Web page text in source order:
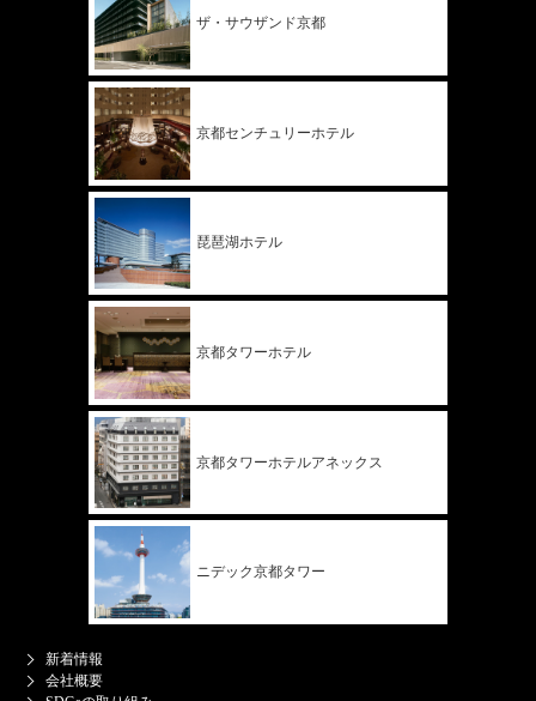
ザ・サウザンド京都
京都センチュリーホテル
琵琶湖ホテル
京都タワーホテル
京都タワーホテルアネックス
ニデック京都タワー
新着情報
会社概要